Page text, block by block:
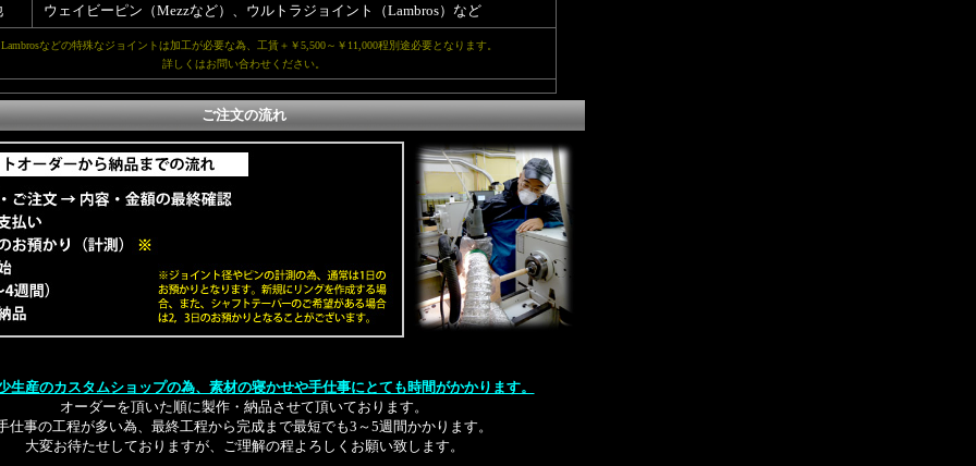
ウェイビーピン（Mezzなど）、ウルトラジョイント（Lambros）など
などの特殊なジョイントは加工が必要な為、工賃＋￥5,500～￥11,000程別途必要となります。
詳しくはお問い合わせください。
ご注文の流れ
産のカスタムショップの為、素材の寝かせや手仕事にとても時間がかかります。
オーダーを頂いた順に製作・納品させて頂いております。
仕事の工程が多い為、最終工程から完成まで最短でも3～5週間かかります。
大変お待たせしておりますが、ご理解の程よろしくお願い致します。